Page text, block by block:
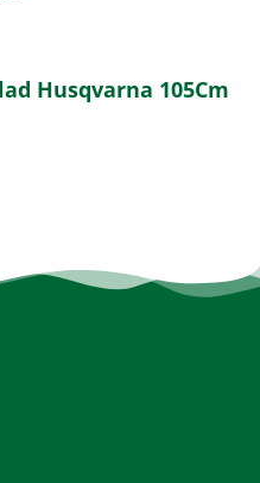
Husqvarna 105Cm